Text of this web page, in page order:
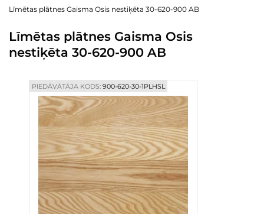
Par mums
Blogs
Kontaktinformācija
Līmētas plātnes Gaisma Osis nestiķēta 30-620-900 AB
Līmētas plātnes Gaisma Osis
nestiķēta 30-620-900 AB
PIEDĀVĀTĀJA KODS:900-620-30-1PLHSL